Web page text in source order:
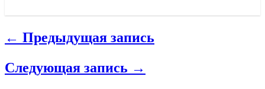
← Предыдущая запись
Следующая запись →